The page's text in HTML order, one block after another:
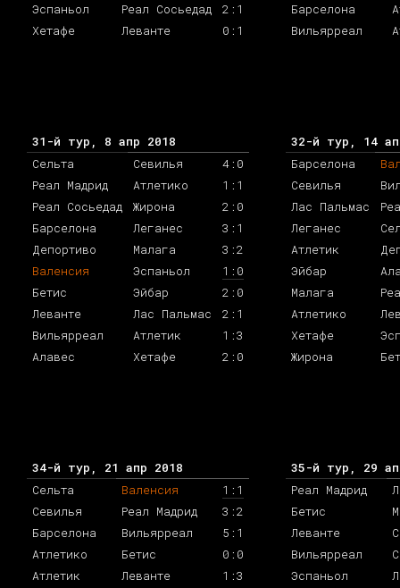
Эспаньол
Реал Сосьедад
2:1
Хетафе
Леванте 0:1
Барселона
Вильярреал
31-й тур, 8 апр 2018
Сельта
Севилья
4:0
Реал Мадрид
Атлетико
1:1
Реал Сосьедад
Жирона
2:0
Барселона
Леганес
3:1
Депортиво
Малага
3:2
Валенсия
Эспаньол
1:0
Бетис
Эйбар
2:0
Леванте
Лас Пальмас
2:1
Вильярреал
Атлетик
1:3
Алавес
Хетафе 2:0
32-й тур, 14
Барселона
Севилья
Лас Пальмас
Леганес
Атлетик
Эйбар
Малага
Атлетико
Хетафе
Жирона
34-й тур, 21 апр 2018
Сельта
Валенсия
1:1
Севилья
Реал Мадрид
3:2
Барселона
Вильярреал
5:1
Атлетико
Бетис
0:0
Атлетик
Леванте
1:3
35-й тур, 29
Реал Мадрид
Бетис
Леванте
Вильярреал
Эспаньол